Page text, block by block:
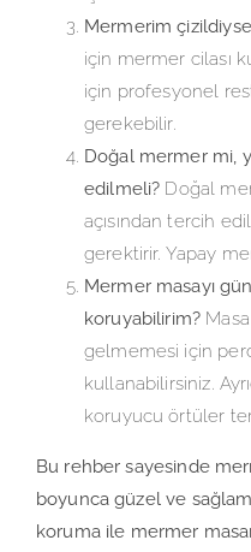
Mermerim
için mermer cilası
için profesyonel
gerekebilir.
Doğal mermer mi,
edilmeli? Doğal
açısından tercih
gerektirir. Yapay
Mermer masayı
koruyabilirim?
gelmemesi için
kullanabilirsiniz.
koruyucu örtüler
Bu rehber sayesinde
boyunca güzel ve
koruma ile mermer